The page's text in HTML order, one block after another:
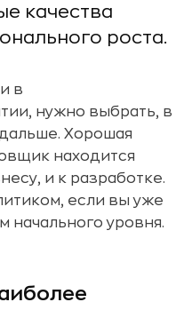
качества
роста.
в
нужно выбрать, в
Хорошая
находится
и к разработке.
если вы уже
начального уровня.